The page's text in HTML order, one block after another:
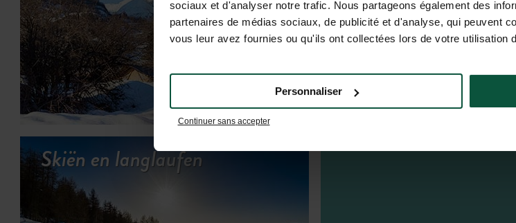
sociaux et d'analyser notre trafic. Nous partageons également des
partenaires de médias sociaux, de publicité et d'analyse, qui peuvent
vous leur avez fournies ou qu'ils ont collectées lors de votre utilisation
Continuer sans accepter
Personnaliser
Skiën en langlaufen